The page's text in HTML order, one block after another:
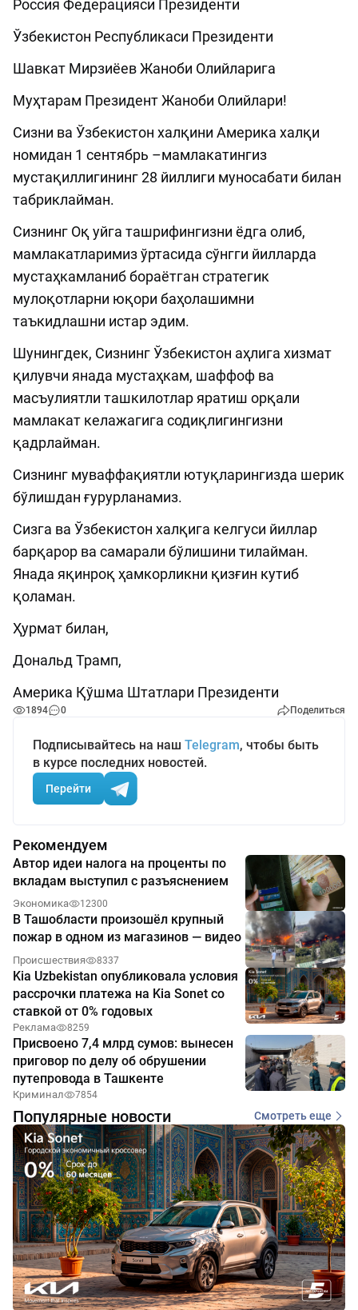
Россия Федерацияси Президенти
Ўзбекистон Республикаси Президенти
Шавкат Мирзиёев Жаноби Олийларига
Муҳтарам Президент Жаноби Олийлари!
Сизни ва Ўзбекистон халқини Америка халқи
номидан 1 сентябрь –мамлакатингиз
мустақиллигининг 28 йиллиги муносабати билан
табриклайман.
Сизнинг Оқ уйга ташрифингизни ёдга олиб,
мамлакатларимиз ўртасида сўнгги йилларда
мустаҳкамланиб бораётган стратегик
мулоқотларни юқори баҳолашимни
таъкидлашни истар эдим.
Шунингдек, Сизнинг Ўзбекистон аҳлига хизмат
қилувчи янада мустаҳкам, шаффоф ва
масъулиятли ташкилотлар яратиш орқали
мамлакат келажагига содиқлигингизни
қадрлайман.
Сизнинг муваффақиятли ютуқларингизда шерик
бўлишдан ғурурланамиз.
Сизга ва Ўзбекистон халқига келгуси йиллар
барқарор ва самарали бўлишини тилайман.
Янада яқинроқ ҳамкорликни қизғин кутиб
қоламан.
Ҳурмат билан,
Дональд Трамп,
Америка Қўшма Штатлари Президенти
1894 0 Поделиться
Подписывайтесь на наш Telegram, чтобы быть
в курсе последних новостей.
Перейти
Рекомендуем
Автор идеи налога на проценты по
вкладам выступил с разъяснением
Экономика 12300
В Ташобласти произошёл крупный
пожар в одном из магазинов — видео
Происшествия 8337
Kia Uzbekistan опубликовала условия
рассрочки платежа на Kia Sonet со
ставкой от 0% годовых
Реклама 8259
Присвоено 7,4 млрд сумов: вынесен
приговор по делу об обрушении
путепровода в Ташкенте
Криминал 7854
Популярные новости Смотреть еще